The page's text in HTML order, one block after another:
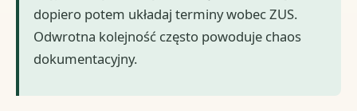
dopiero potem układaj terminy wobec ZUS.
Odwrotna kolejność często powoduje chaos
dokumentacyjny.